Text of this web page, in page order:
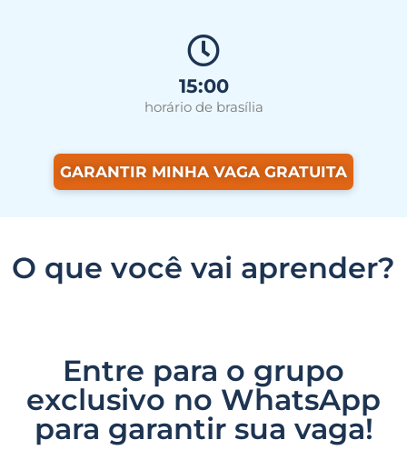
15:00
horário de brasília
GARANTIR MINHA VAGA GRATUITA
O que você vai aprender?
Entre para o grupo
exclusivo no WhatsApp
para garantir sua vaga!